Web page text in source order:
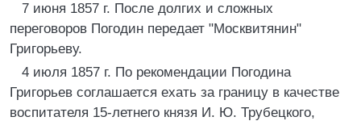
7 июня 1857 г. После долгих и сложных
переговоров Погодин передает "Москвитянин"
Григорьеву.
4 июля 1857 г. По рекомендации Погодина
Григорьев соглашается ехать за границу в качестве
воспитателя 15-летнего князя И. Ю. Трубецкого,